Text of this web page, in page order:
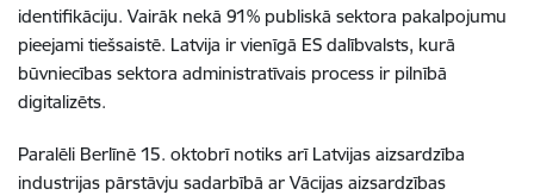
identifikāciju. Vairāk nekā 91% publiskā sektora pakalpojumu
pieejami tiešsaistē. Latvija ir vienīgā ES dalībvalsts, kurā
būvniecības sektora administratīvais process ir pilnībā
digitalizēts.
Paralēli Berlīnē 15. oktobrī notiks arī Latvijas aizsardzība
industrijas pārstāvju sadarbībā ar Vācijas aizsardzības